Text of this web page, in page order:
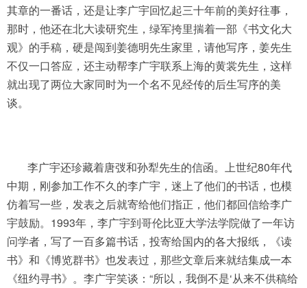
其章的一番话，还是让李广宇回忆起三十年前的美好往事，
那时，他还在北大读研究生，绿军挎里揣着一部《书文化大
观》的手稿，硬是闯到姜德明先生家里，请他写序，姜先生
不仅一口答应，还主动帮李广宇联系上海的黄裳先生，这样
就出现了两位大家同时为一个名不见经传的后生写序的美
谈。
李广宇还珍藏着唐弢和孙犁先生的信函。上世纪80年代
中期，刚参加工作不久的李广宇，迷上了他们的书话，也模
仿着写一些，发表之后就寄给他们指正，他们都回信给李广
宇鼓励。1993年，李广宇到哥伦比亚大学法学院做了一年访
问学者，写了一百多篇书话，投寄给国内的各大报纸，《读
书》和《博览群书》也发表过，那些文章后来就结集成一本
《纽约寻书》。李广宇笑谈：“所以，我倒不是‘从来不供稿给